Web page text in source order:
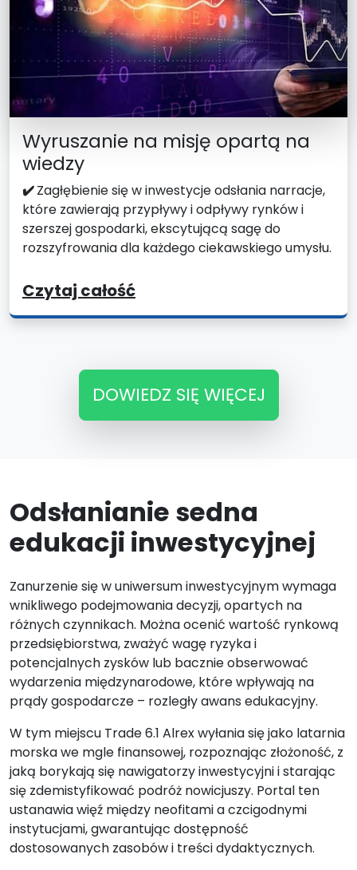
Wyruszanie na misję opartą na
wiedzy
✔️Zagłębienie się w inwestycje odsłania narracje,
które zawierają przypływy i odpływy rynków i
szerszej gospodarki, ekscytującą sagę do
rozszyfrowania dla każdego ciekawskiego umysłu.
Czytaj całość
DOWIEDZ SIĘ WIĘCEJ
Odsłanianie sedna
edukacji inwestycyjnej
Zanurzenie się w uniwersum inwestycyjnym wymaga
wnikliwego podejmowania decyzji, opartych na
różnych czynnikach. Można ocenić wartość rynkową
przedsiębiorstwa, zważyć wagę ryzyka i
potencjalnych zysków lub bacznie obserwować
wydarzenia międzynarodowe, które wpływają na
prądy gospodarcze – rozległy awans edukacyjny.
W tym miejscu Trade 6.1 Alrex wyłania się jako latarnia
morska we mgle finansowej, rozpoznając złożoność, z
jaką borykają się nawigatorzy inwestycyjni i starając
się zdemistyfikować podróż nowicjuszy. Portal ten
ustanawia więź między neofitami a czcigodnymi
instytucjami, gwarantując dostępność
dostosowanych zasobów i treści dydaktycznych.